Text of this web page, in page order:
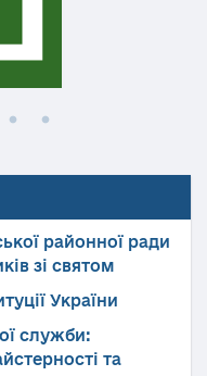
районної ради
зі святом
України
служби:
та